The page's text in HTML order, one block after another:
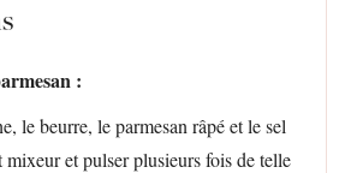
:
le beurre, le parmesan râpé et le sel
mixeur et pulser plusieurs fois de telle